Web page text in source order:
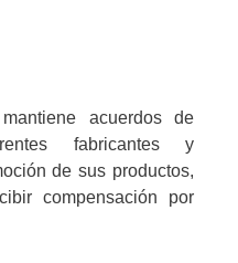
mantiene acuerdos de
fabricantes y
de sus productos,
compensación por